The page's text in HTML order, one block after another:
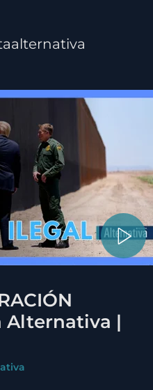
Alternativa |